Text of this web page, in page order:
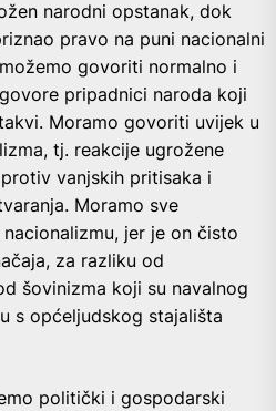
narodni opstanak, dok
pravo na puni nacionalni
govoriti normalno i
pripadnici naroda koji
Moramo govoriti uvijek u
tj. reakcije ugrožene
vanjskih pritisaka i
Moramo sve
jer je on čisto
za razliku od
šovinizma koji su navalnog
s općeljudskog stajališta
politički i gospodarski